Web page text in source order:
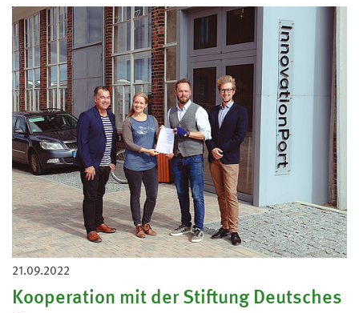
21.09.2022
Kooperation mit der Stiftung Deutsches